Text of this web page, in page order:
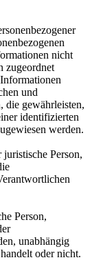
nicht
zugeordnet
und
die gewährleisten,
identifizierten
werden.
Person,
Person,
unabhängig
oder nicht.